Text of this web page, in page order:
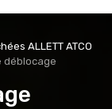
ALLETT ATCO
déblocage